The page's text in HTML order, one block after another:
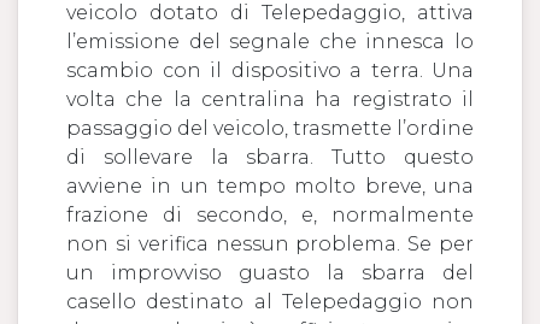
veicolo dotato di Telepedaggio, attiva
l’emissione del segnale che innesca lo
scambio con il dispositivo a terra. Una
volta che la centralina ha registrato il
passaggio del veicolo, trasmette l’ordine
di sollevare la sbarra. Tutto questo
avviene in un tempo molto breve, una
frazione di secondo, e, normalmente
non si verifica nessun problema. Se per
un improvviso guasto la sbarra del
casello destinato al Telepedaggio non